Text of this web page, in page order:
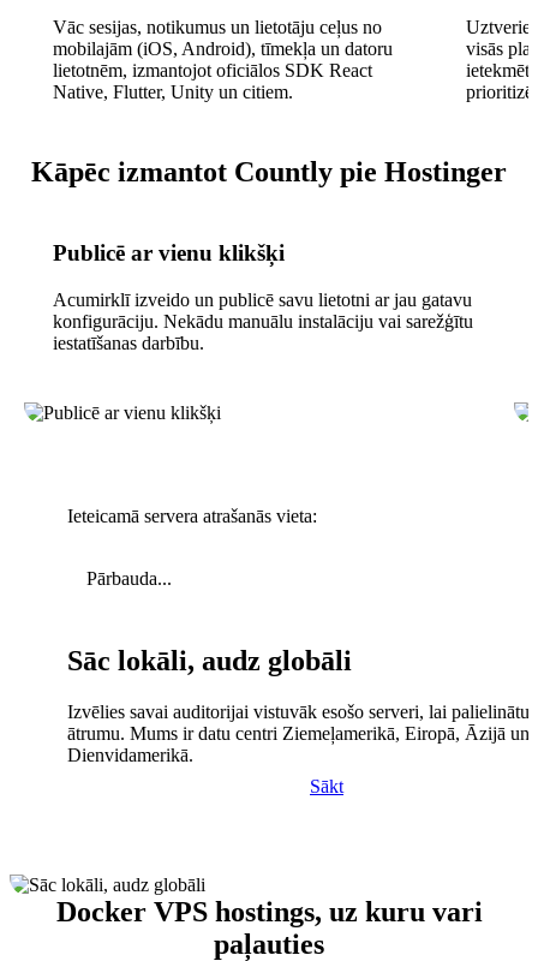
Vāc sesijas, notikumus un lietotāju ceļus no
mobilajām (iOS, Android), tīmekļa un datoru
lietotnēm, izmantojot oficiālos SDK React
Native, Flutter, Unity un citiem.
visās
Kāpēc izmantot Countly pie Hostinger
Publicē ar vienu klikšķi
Acumirklī izveido un publicē savu lietotni ar jau gatavu
konfigurāciju. Nekādu manuālu instalāciju vai sarežģītu
iestatīšanas darbību.
Ieteicamā servera atrašanās vieta:
Pārbauda...
Sāc lokāli, audz globāli
Izvēlies savai auditorijai vistuvāk esošo serveri, lai palielinātu
ātrumu. Mums ir datu centri Ziemeļamerikā, Eiropā, Āzijā un
Dienvidamerikā.
Sākt
Docker VPS hostings, uz kuru vari
paļauties